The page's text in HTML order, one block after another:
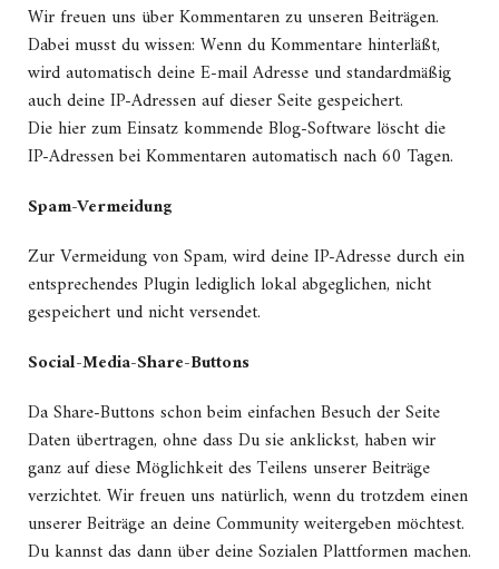
Wir freuen uns über Kommentaren zu unseren Beiträgen.
Dabei musst du wissen: Wenn du Kommentare hinterläßt,
wird automatisch deine E-mail Adresse und standardmäßig
auch deine IP-Adressen auf dieser Seite gespeichert.
Die hier zum Einsatz kommende Blog-Software löscht die
IP-Adressen bei Kommentaren automatisch nach 60 Tagen.
Spam-Vermeidung
Zur Vermeidung von Spam, wird deine IP-Adresse durch ein
entsprechendes Plugin lediglich lokal abgeglichen, nicht
gespeichert und nicht versendet.
Social-Media-Share-Buttons
Da Share-Buttons schon beim einfachen Besuch der Seite
Daten übertragen, ohne dass Du sie anklickst, haben wir
ganz auf diese Möglichkeit des Teilens unserer Beiträge
verzichtet. Wir freuen uns natürlich, wenn du trotzdem einen
unserer Beiträge an deine Community weitergeben möchtest.
Du kannst das dann über deine Sozialen Plattformen machen.